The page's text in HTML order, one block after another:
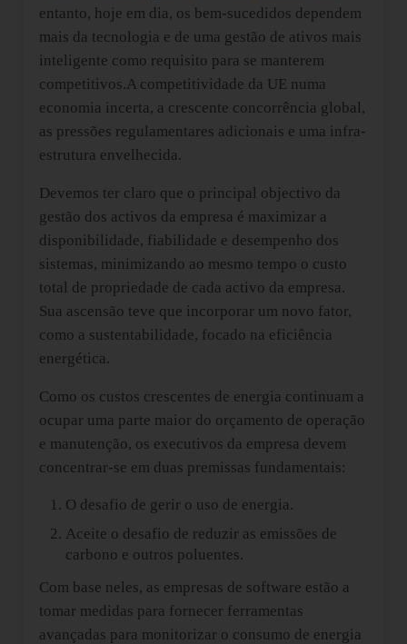
entanto, hoje em dia, os bem-sucedidos dependem
mais da tecnologia e de uma gestão de ativos mais
inteligente como requisito para se manterem
competitivos.A competitividade da UE numa
economia incerta, a crescente concorrência global,
as pressões regulamentares adicionais e uma infra-
estrutura envelhecida.
Devemos ter claro que o principal objectivo da
gestão dos activos da empresa é maximizar a
disponibilidade, fiabilidade e desempenho dos
sistemas, minimizando ao mesmo tempo o custo
total de propriedade de cada activo da empresa.
Sua ascensão teve que incorporar um novo fator,
como a sustentabilidade, focado na eficiência
energética.
Como os custos crescentes de energia continuam a
ocupar uma parte maior do orçamento de operação
e manutenção, os executivos da empresa devem
concentrar-se em duas premissas fundamentais:
O desafio de gerir o uso de energia.
Aceite o desafio de reduzir as emissões de
carbono e outros poluentes.
Com base neles, as empresas de software estão a
tomar medidas para fornecer ferramentas
avançadas para monitorizar o consumo de energia